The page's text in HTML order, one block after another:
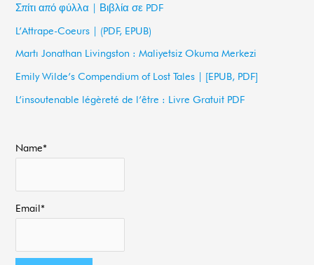
r
:
Σπίτι από φύλλα | Βιβλία σε PDF
L’Attrape-Coeurs | (PDF, EPUB)
Martı Jonathan Livingston : Maliyetsiz Okuma Merkezi
Emily Wilde’s Compendium of Lost Tales | [EPUB, PDF]
L’insoutenable légèreté de l’être : Livre Gratuit PDF
Name*
Email*